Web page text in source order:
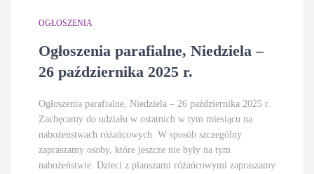
OGŁOSZENIA
Ogłoszenia parafialne, Niedziela –
26 października 2025 r.
Ogłoszenia parafialne, Niedziela – 26 października 2025 r.
Zachęcamy do udziału w ostatnich w tym miesiącu na
nabożeństwach różańcowych. W sposób szczególny
zapraszamy osoby, które jeszcze nie były na tym
nabożeństwie. Dzieci z planszami różańcowymi zapraszamy